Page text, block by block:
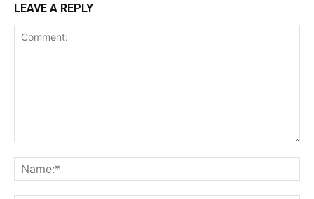
LEAVE A REPLY